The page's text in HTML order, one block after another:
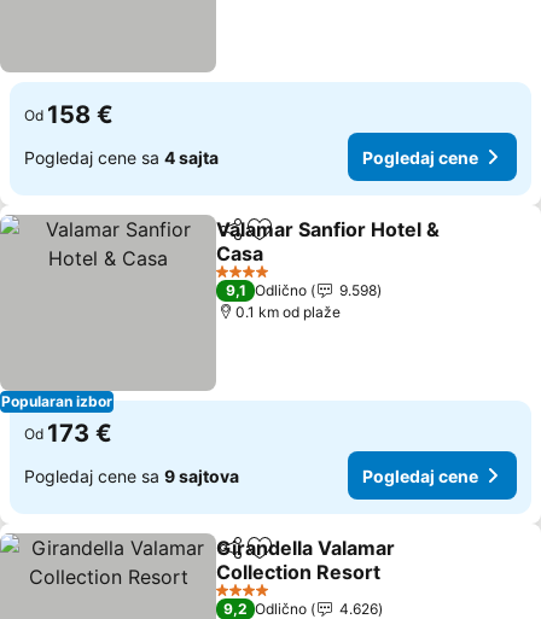
Od 158 €
Pogledaj cene sa 4 sajta Pogledaj cene
Popularan izbor
Deli Dodati u favorite
Valamar Sanfior Hotel &
Casa
4 Zvezdice
9,1 Odlično
9.598
0.1 km od plaže
Od 173 €
Pogledaj cene sa 9 sajtova Pogledaj cene
Deli Dodati u favorite
Girandella Valamar
Collection Resort
4 Zvezdice
9,2 Odlično
4.626